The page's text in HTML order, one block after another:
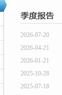
2026-07-20
2026-04-21
2026-01-21
2025-10-28
2025-07-18